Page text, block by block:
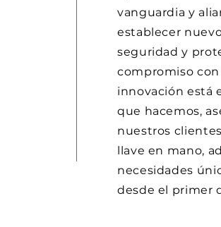
vanguardia y
establecer
seguridad y
compromiso con
innovación está
que hacemos,
nuestros
llave en mano,
necesidades
desde el primer